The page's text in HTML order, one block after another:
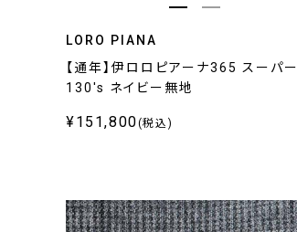
キーワード
LORO PIANA
【通年】伊ロロピアーナ365 スーパー
130's ネイビー無地
¥151,800(税込)